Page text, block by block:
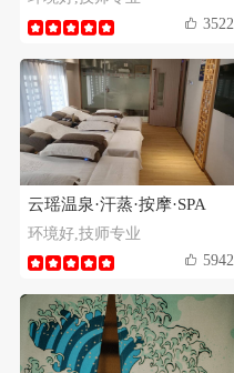
3522
云瑶温泉·汗蒸·按摩·SPA
环境好,技师专业
5942